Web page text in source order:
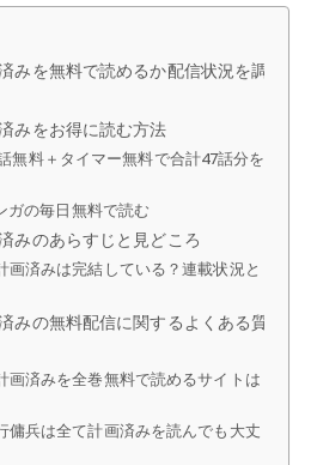
みを無料で読めるか配信状況を調
みをお得に読む方法
無料＋タイマー無料で合計47話分を
ガの毎日無料で読む
みのあらすじと見どころ
画済みは完結している？連載状況と
みの無料配信に関するよくある質
画済みを全巻無料で読めるサイトは
傭兵は全て計画済みを読んでも大丈